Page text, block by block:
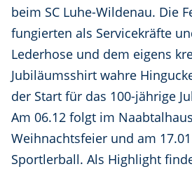
beim SC Luhe-Wildenau. Die
fungierten als Servicekräfte
Lederhose und dem eigens
Jubiläumsshirt wahre
der Start für das 100-jährige
Am 06.12 folgt im
Weihnachtsfeier und am
Sportlerball. Als Highlight